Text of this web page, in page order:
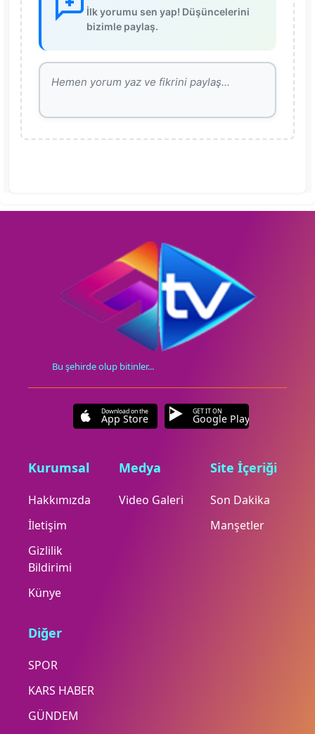
İlk yorumu sen yap! Düşüncelerini
bizimle paylaş.
Bu şehirde olup bitinler...
Download on the
App Store
GET IT ON
Google Play
Kurumsal
Hakkımızda
İletişim
Gizlilik
Bildirimi
Künye
Medya
Video Galeri
Site İçeriği
Son Dakika
Manşetler
Diğer
SPOR
KARS HABER
GÜNDEM